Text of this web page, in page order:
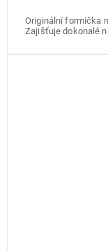
Originální formička
Zajišťuje dokonalé